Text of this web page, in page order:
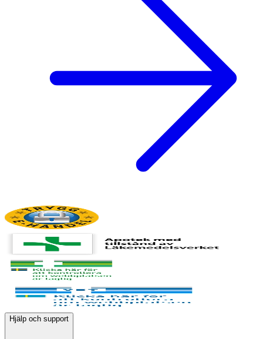
Hjälp och support